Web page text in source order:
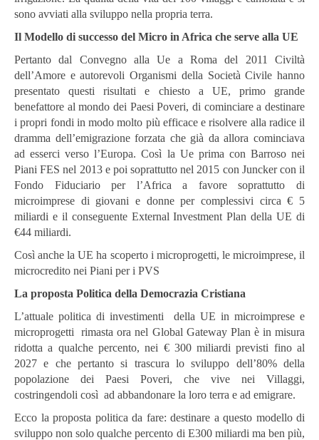
sono avviati alla sviluppo nella propria terra.
Il Modello di successo del Micro in Africa che serve alla UE
Pertanto dal Convegno alla Ue a Roma del 2011 Civiltà
dell’Amore e autorevoli Organismi della Società Civile hanno
presentato questi risultati e chiesto a UE, primo grande
benefattore al mondo dei Paesi Poveri, di cominciare a destinare
i propri fondi in modo molto più efficace e risolvere alla radice il
dramma dell’emigrazione forzata che già da allora cominciava
ad esserci verso l’Europa. Così la Ue prima con Barroso nei
Piani FES nel 2013 e poi soprattutto nel 2015 con Juncker con il
Fondo Fiduciario per l’Africa a favore soprattutto di
microimprese di giovani e donne per complessivi circa € 5
miliardi e il conseguente External Investment Plan della UE di
€44 miliardi.
Così anche la UE ha scoperto i microprogetti, le microimprese, il
microcredito nei Piani per i PVS
La proposta Politica della Democrazia Cristiana
L’attuale politica di investimenti della UE in microimprese e
microprogetti rimasta ora nel Global Gateway Plan è in misura
ridotta a qualche percento, nei € 300 miliardi previsti fino al
2027 e che pertanto si trascura lo sviluppo dell’80% della
popolazione dei Paesi Poveri, che vive nei Villaggi,
costringendoli così ad abbandonare la loro terra e ad emigrare.
Ecco la proposta politica da fare: destinare a questo modello di
sviluppo non solo qualche percento di E300 miliardi ma ben più,